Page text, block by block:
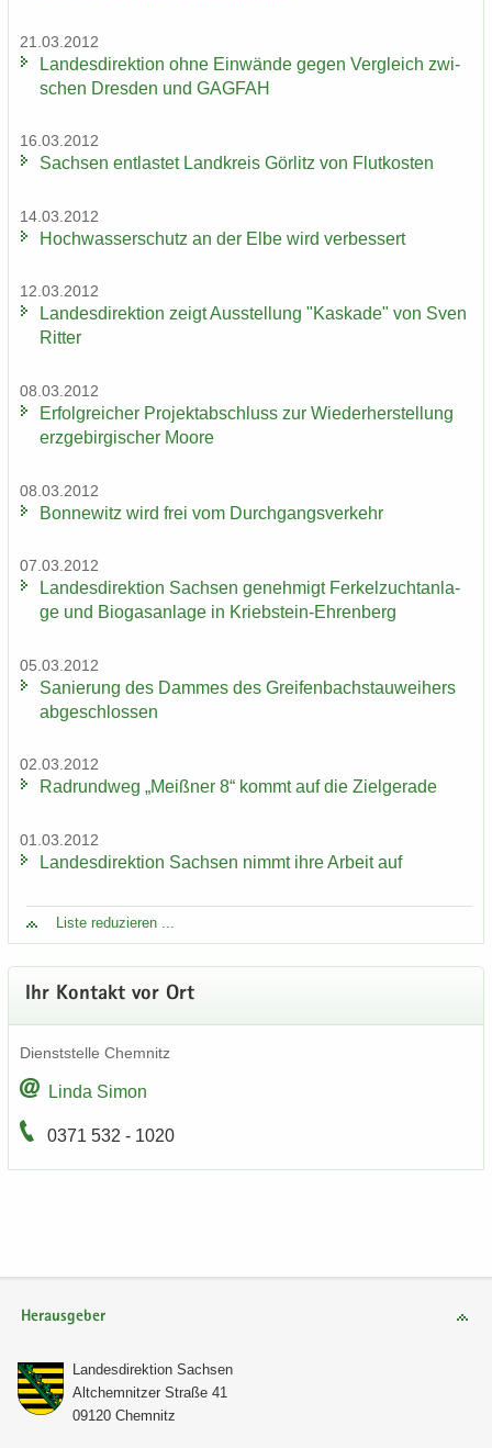
21.03.2012
Lan­des­di­rek­ti­on ohne Ein­wän­de gegen Ver­gleich zwi­
schen Dres­den und GAG­FAH
16.03.2012
Sach­sen ent­las­tet Land­kreis Gör­litz von Flut­kos­ten
14.03.2012
Hoch­was­ser­schutz an der Elbe wird ver­bes­sert
12.03.2012
Lan­des­di­rek­ti­on zeigt Aus­stel­lung "Kas­ka­de" von Sven
Rit­ter
08.03.2012
Er­folg­rei­cher Pro­jekt­ab­schluss zur Wie­der­her­stel­lung
erz­ge­bir­gi­scher Moore
08.03.2012
Bon­ne­witz wird frei vom Durch­gangs­ver­kehr
07.03.2012
Lan­des­di­rek­ti­on Sach­sen ge­neh­migt Fer­kel­zucht­an­la­
ge und Bio­gas­an­la­ge in Kriebstein-​Ehrenberg
05.03.2012
Sa­nie­rung des Dam­mes des Grei­fen­bach­stau­wei­hers
ab­ge­schlos­sen
02.03.2012
Rad­rund­weg „Meiß­ner 8“ kommt auf die Ziel­ge­ra­de
01.03.2012
Lan­des­di­rek­ti­on Sach­sen nimmt ihre Ar­beit auf
Liste re­du­zie­ren ...
Ihr Kon­takt vor Ort
Dienst­stel­le Chem­nitz
Linda Simon
0371 532 - 1020
Herausgeber
Lan­des­di­rek­ti­on Sach­sen
Alt­chem­nit­zer Stra­ße 41
09120 Chem­nitz